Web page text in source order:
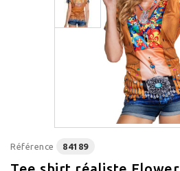
Référence 84189